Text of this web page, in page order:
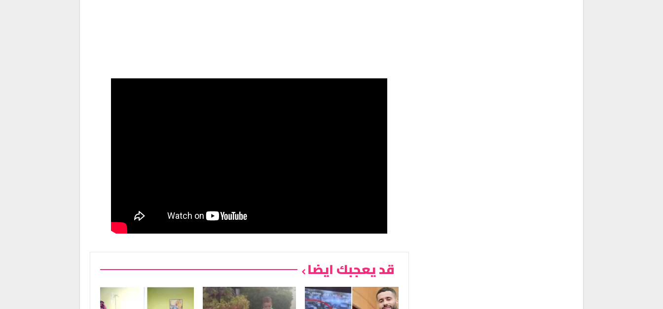
قد يعجبك ايضا